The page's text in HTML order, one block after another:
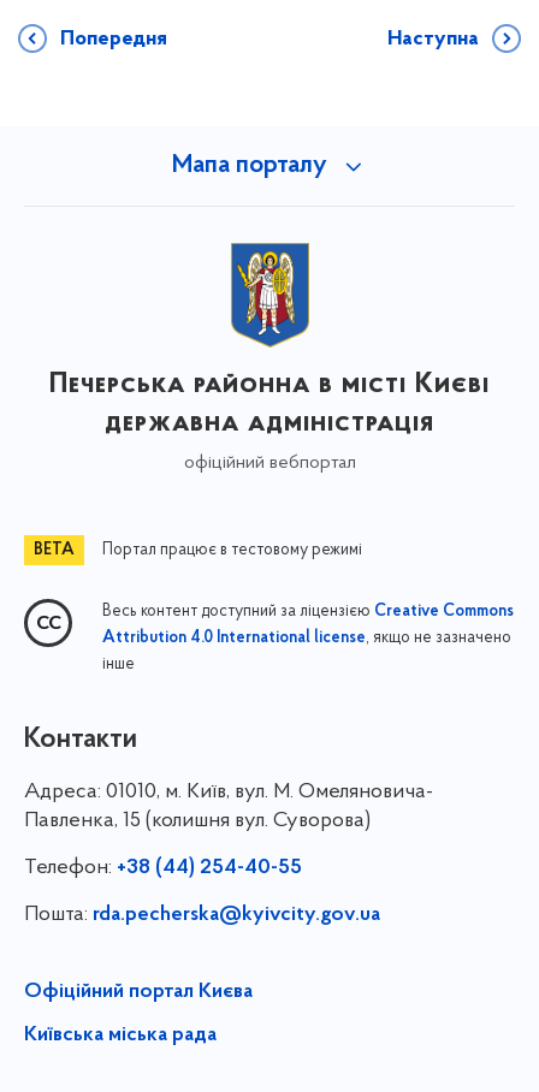
Попередня Наступна
Мапа порталу
Печерська районна в місті Києві
державна адміністрація
офіційний вебпортал
Портал працює в тестовому режимі
Весь контент доступний за ліцензією Creative Commons
Attribution 4.0 International license, якщо не зазначено
інше
Контакти
Адреса: 01010, м. Київ, вул. М. Омеляновича-
Павленка, 15 (колишня вул. Суворова)
Телефон: +38 (44) 254-40-55
Пошта: rda.pecherska@kyivcity.gov.ua
Офіційний портал Києва
Київська міська рада